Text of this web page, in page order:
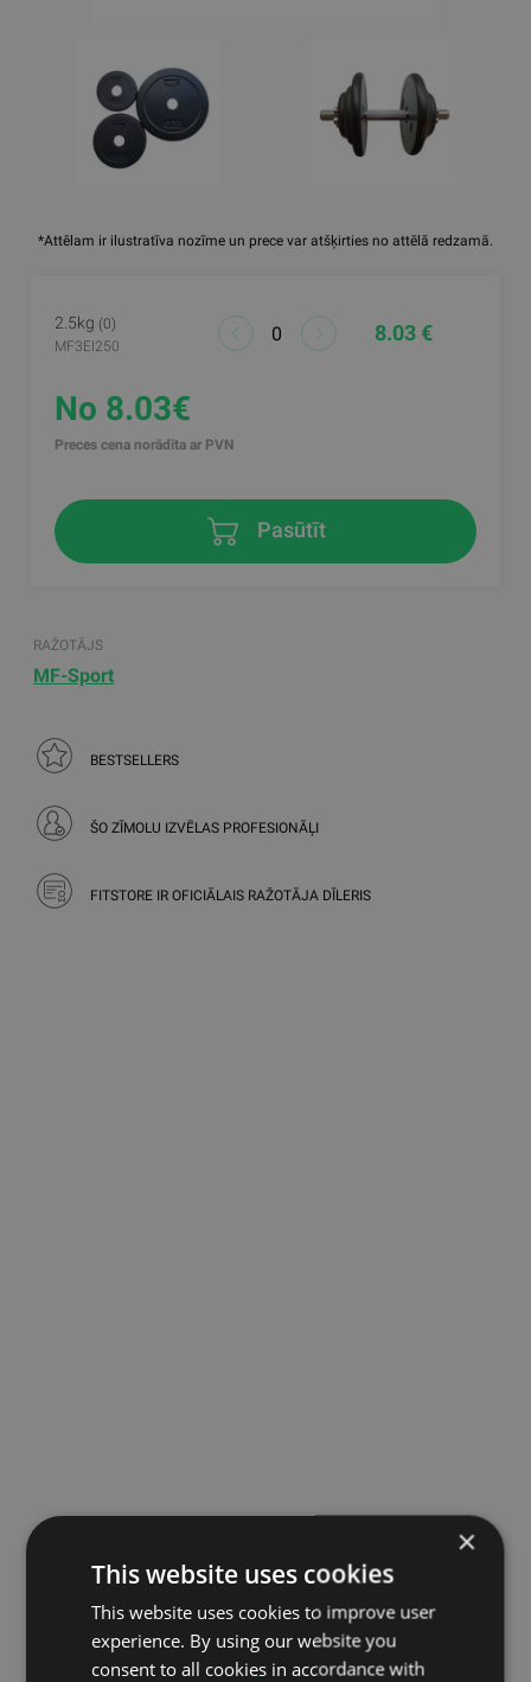
*Attēlam ir ilustratīva nozīme un prece var atšķirties no attēlā redzamā.
2.5kg (0)
MF3EI250
8.03 €
No 8.03€
Preces cena norādīta ar PVN
Pasūtīt
RAŽOTĀJS
MF-Sport
BESTSELLERS
ŠO ZĪMOLU IZVĒLAS PROFESIONĀĻI
FITSTORE IR OFICIĀLAIS RAŽOTĀJA DĪLERIS
×
This website uses cookies
This website uses cookies to improve user
experience. By using our website you
consent to all cookies in accordance with